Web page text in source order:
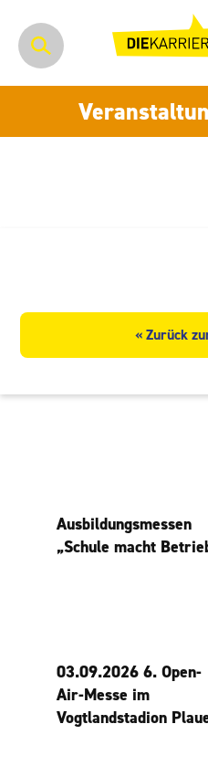
« Zurück
Ausbildungsmessen
„Schule macht
03.09.2026 6. Open-
Air-Messe im
Vogtlandstadion